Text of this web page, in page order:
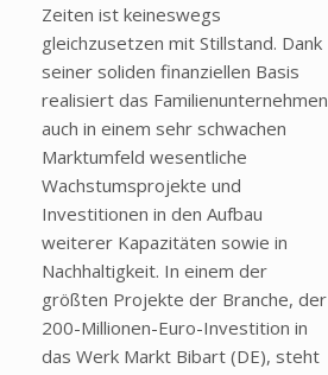
Zeiten ist keineswegs
gleichzusetzen mit Stillstand. Dank
seiner soliden finanziellen Basis
realisiert das Familienunternehmen
auch in einem sehr schwachen
Marktumfeld wesentliche
Wachstumsprojekte und
Investitionen in den Aufbau
weiterer Kapazitäten sowie in
Nachhaltigkeit. In einem der
größten Projekte der Branche, der
200-Millionen-Euro-Investition in
das Werk Markt Bibart (DE), steht